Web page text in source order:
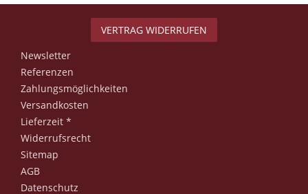
VERTRAG WIDERRUFEN
Newsletter
Referenzen
Zahlungsmöglichkeiten
Versandkosten
Lieferzeit *
Widerrufsrecht
Sitemap
AGB
Datenschutz